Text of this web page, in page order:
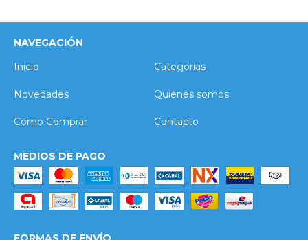
NAVEGACIÓN
Inicio
Categorias
Novedades Quienes somos
Cómo Comprar Contacto
MEDIOS DE PAGO